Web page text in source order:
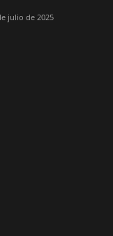
julio de 2025